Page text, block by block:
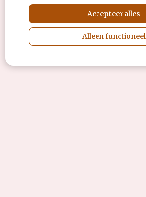
Alleen functioneel
Accepteer alles